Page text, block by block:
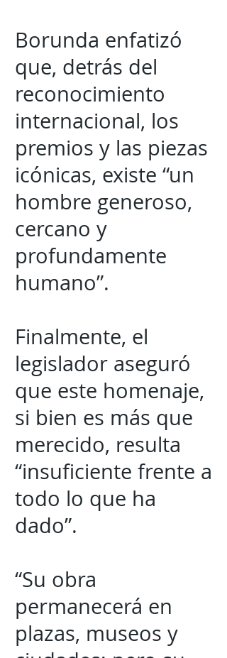
Borunda enfatizó
que, detrás del
reconocimiento
internacional, los
premios y las piezas
icónicas, existe “un
hombre generoso,
cercano y
profundamente
humano”.
Finalmente, el
legislador aseguró
que este homenaje,
si bien es más que
merecido, resulta
“insuficiente frente a
todo lo que ha
dado”.
“Su obra
permanecerá en
plazas, museos y